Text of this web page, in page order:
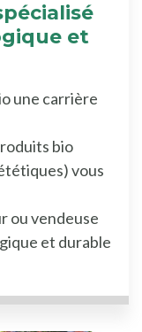
et
une carrière
bio
vous
ou vendeuse
et durable